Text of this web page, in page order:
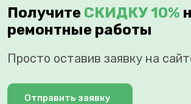
Получите СКИДКУ 10%
ремонтные работы
Просто оставив заявку на
Отправить заявку